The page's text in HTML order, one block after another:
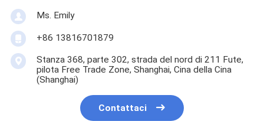
Ms. Emily
+86 13816701879
Stanza 368, parte 302, strada del nord di 211 Fute,
pilota Free Trade Zone, Shanghai, Cina della Cina
(Shanghai)
Contattaci